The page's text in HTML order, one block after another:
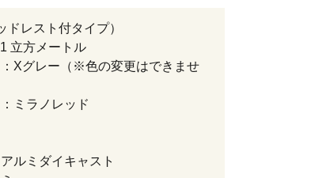
ドレスト付タイプ）
立方メートル
Xグレー（※色の変更はできませ
ミラノレッド
ルミダイキャスト